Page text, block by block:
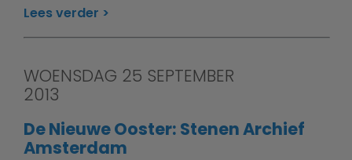
Lees verder
WOENSDAG 25 SEPTEMBER
2013
De Nieuwe Ooster: Stenen Archief
Amsterdam